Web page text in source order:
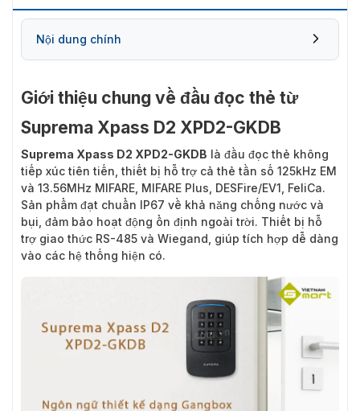
Nội dung chính
Giới thiệu chung về đầu đọc thẻ từ
Suprema Xpass D2 XPD2-GKDB
Suprema Xpass D2 XPD2-GKDB là đầu đọc thẻ không
tiếp xúc tiên tiến , thiết bị hỗ trợ cả thẻ tần số 125kHz EM
và 13.56MHz MIFARE, MIFARE Plus, DESFire/EV1, FeliCa.
Sản phẩm đạt chuẩn IP67 về khả năng chống nước và
bụi, đảm bảo hoạt động ổn định ngoài trời. Thiết bị hỗ
trợ giao thức RS-485 và Wiegand, giúp tích hợp dễ dàng
vào các hệ thống hiện có.